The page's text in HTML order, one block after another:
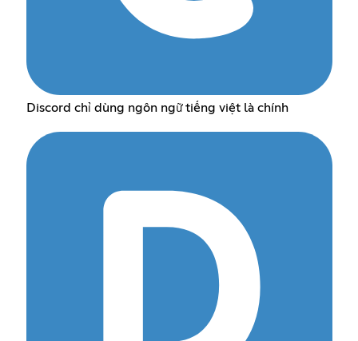
Discord chỉ dùng ngôn ngữ tiếng việt là chính